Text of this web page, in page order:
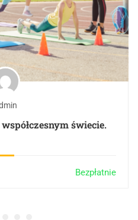
świecie.
Bezpłatnie